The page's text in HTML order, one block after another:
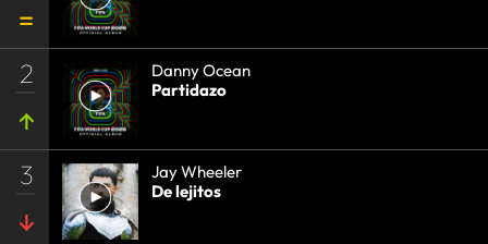
2
Danny Ocean
Partidazo
3
Jay Wheeler
De lejitos